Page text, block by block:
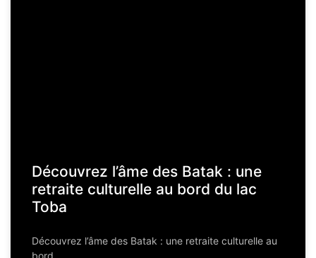
Découvrez l’âme des Batak : une
retraite culturelle au bord du lac
Toba
Découvrez l’âme des Batak : une retraite culturelle au